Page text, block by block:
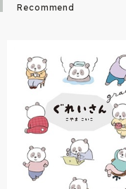
Recommend